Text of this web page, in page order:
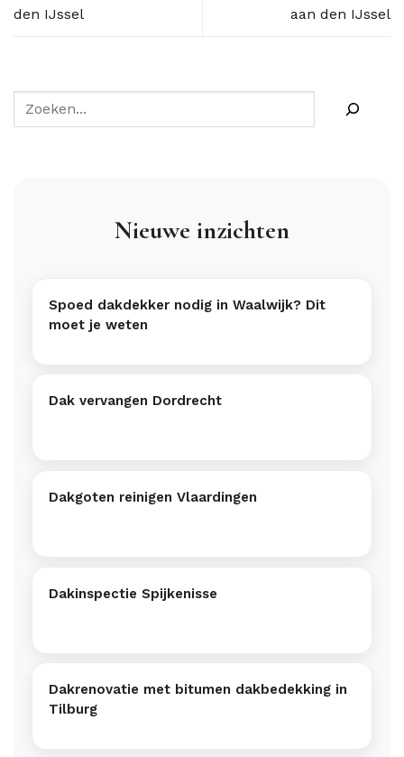
den IJssel
aan den IJssel
Nieuwe inzichten
Spoed dakdekker nodig in Waalwijk? Dit
moet je weten
Dak vervangen Dordrecht
Dakgoten reinigen Vlaardingen
Dakinspectie Spijkenisse
Dakrenovatie met bitumen dakbedekking in
Tilburg